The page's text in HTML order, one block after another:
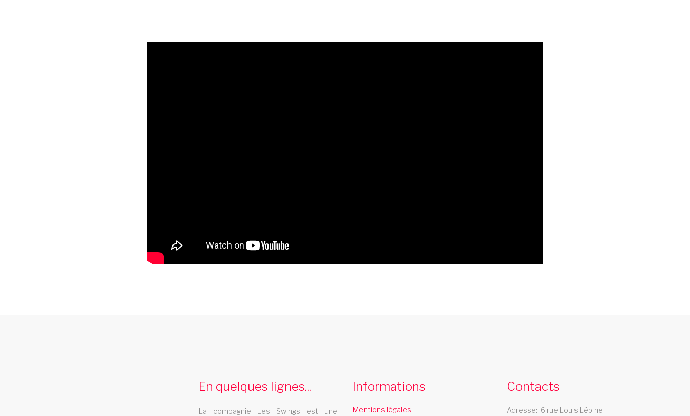
cabaret pessac cabaret aix en provence
En quelques lignes...
La compagnie Les Swings est une
Informations
Mentions légales
Contacts
Adresse 6 rue Louis Lépine